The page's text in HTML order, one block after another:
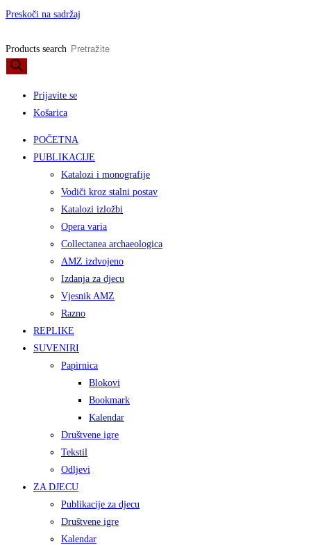
Preskoči na sadržaj
Products search
Prijavite se
Košarica
POČETNA
PUBLIKACIJE
Katalozi i monografije
Vodiči kroz stalni postav
Katalozi izložbi
Opera varia
Collectanea archaeologica
AMZ izdvojeno
Izdanja za djecu
Vjesnik AMZ
Razno
REPLIKE
SUVENIRI
Papirnica
Blokovi
Bookmark
Kalendar
Društvene igre
Tekstil
Odljevi
ZA DJECU
Publikacije za djecu
Društvene igre
Kalendar